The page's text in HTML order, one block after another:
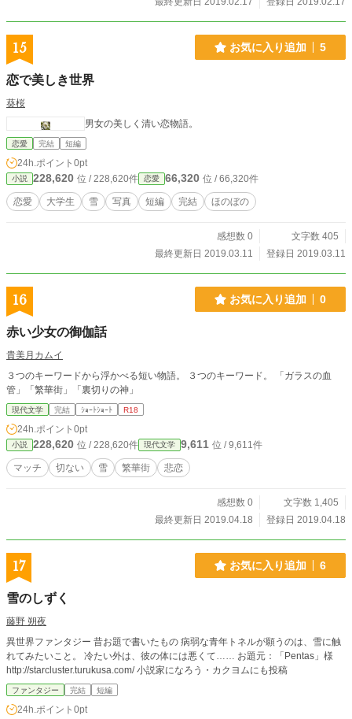
15 お気に入り追加 5
恋で美しき世界
葵桜
男女の美しく清い恋物語。
恋愛 完結 短編
24h.ポイント 0pt
小説 228,620 位 / 228,620件 恋愛 66,320 位 / 66,320件
恋愛 大学生 雪 写真 短編 完結 ほのぼの
感想数 0
文字数 405
最終更新日 2019.03.11
登録日 2019.03.11
16 お気に入り追加 0
赤い少女の御伽話
貴美月カムイ
３つのキーワードから浮かべる短い物語。 ３つのキーワード。 「ガラスの血
管」「繁華街」「裏切りの神」
現代文学 完結 ｼｮｰﾄｼｮｰﾄ R18
24h.ポイント 0pt
小説 228,620 位 / 228,620件 現代文学 9,611 位 / 9,611件
マッチ 切ない 雪 繁華街 悲恋
感想数 0
文字数 1,405
最終更新日 2019.04.18
登録日 2019.04.18
17 お気に入り追加 6
雪のしずく
藤野 朔夜
異世界ファンタジー 昔お題で書いたもの 病弱な青年トネルが願うのは、雪に触
れてみたいこと。 冷たい外は、彼の体には悪くて…… お題元：「Pentas」様
http://starcluster.turukusa.com/ 小説家になろう・カクヨムにも投稿
ファンタジー 完結 短編
24h.ポイント 0pt